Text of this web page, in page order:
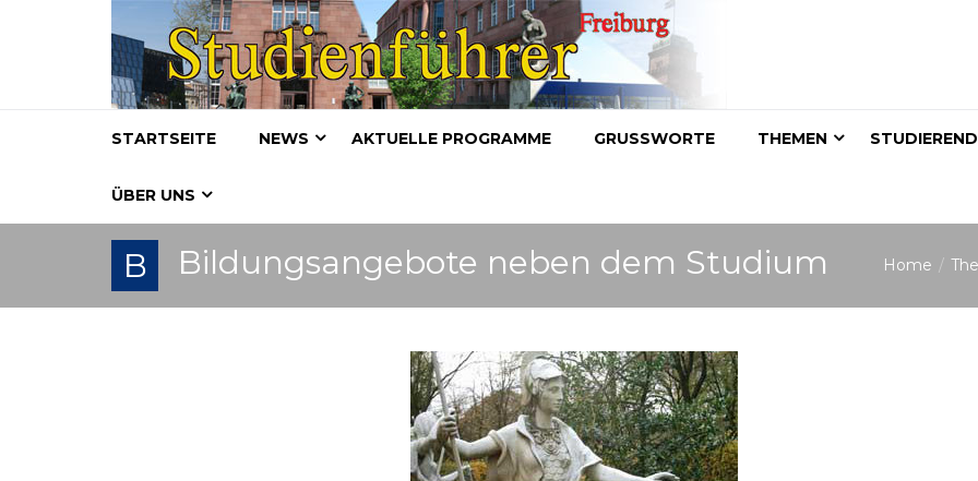
STARTSEITE NEWS AKTUELLE PROGRAMME GRUSSWORTE THEMEN
ÜBER UNS
B Bildungsangebote neben dem Studium Home